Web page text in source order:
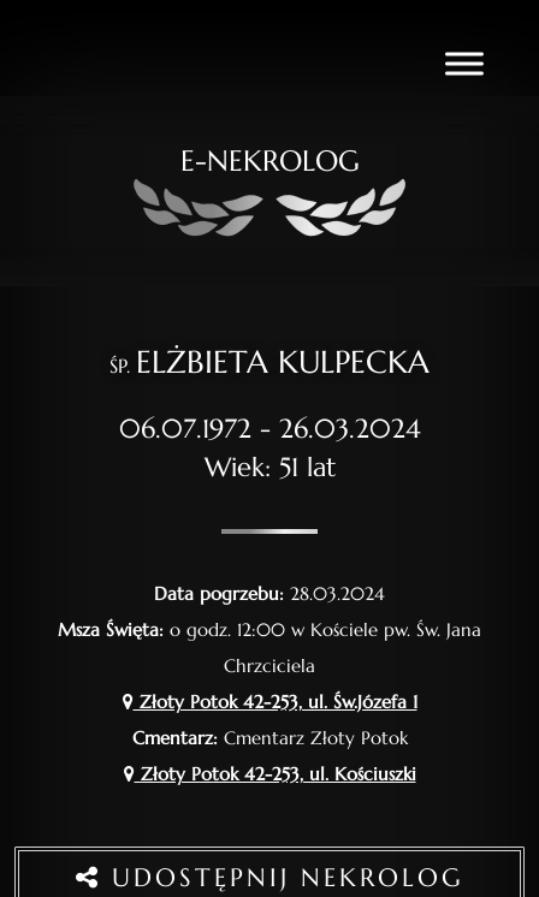
E-NEKROLOG
ŚP. ELŻBIETA KULPECKA
06.07.1972 - 26.03.2024
Wiek: 51 lat
Data pogrzebu: 28.03.2024
Msza Święta: o godz. 12:00 w Kościele pw. Św. Jana
Chrzciciela
Złoty Potok 42-253, ul. Św.Józefa 1
Cmentarz:Cmentarz Złoty Potok
Złoty Potok 42-253, ul. Kościuszki
UDOSTĘPNIJ NEKROLOG